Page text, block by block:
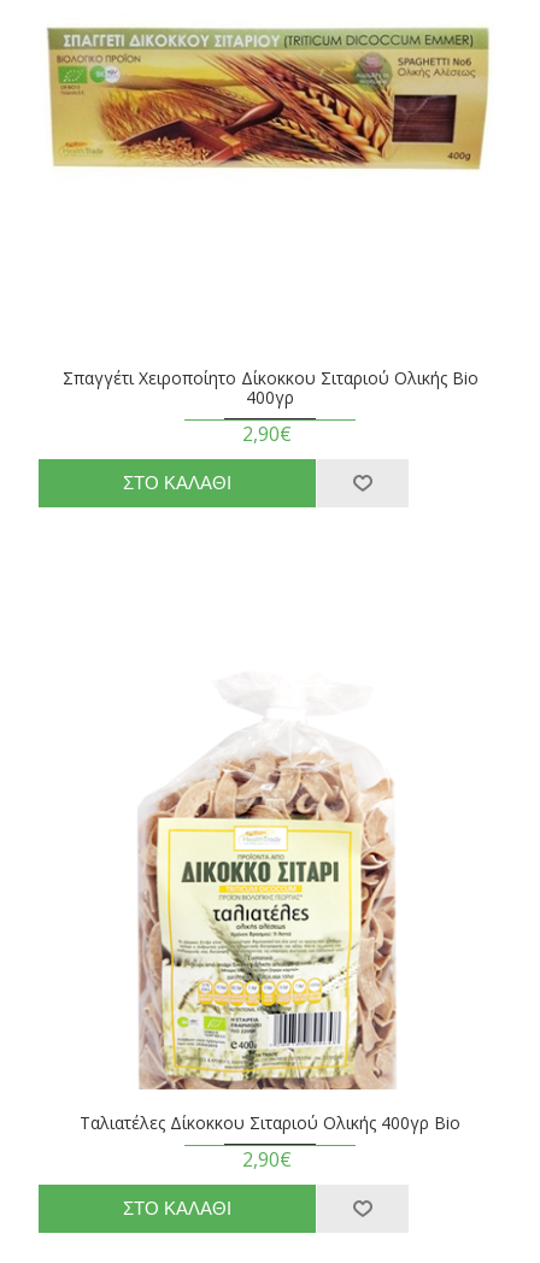
Σπαγγέτι Χειροποίητο Δίκοκκου Σιταριού Ολικής Βio
400γρ
2,90€
Ταλιατέλες Δίκοκκου Σιταριού Ολικής 400γρ Βio
2,90€